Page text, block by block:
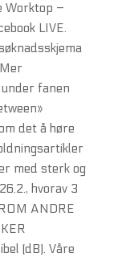
Worktop –
LIVE.
fanen
det å høre
med sterk og
hvorav 3
ANDRE
(dB). Våre